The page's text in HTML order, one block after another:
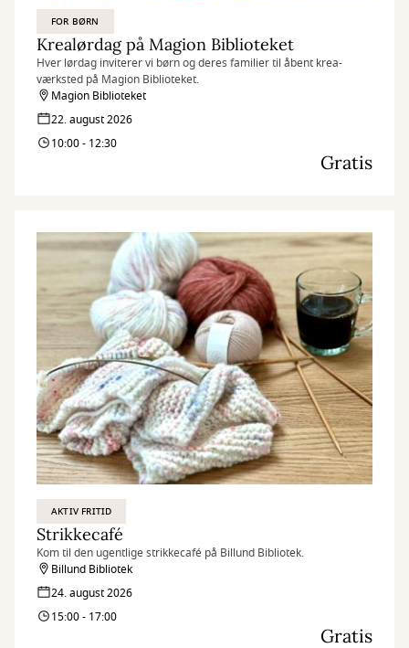
FOR BØRN
Krealørdag på Magion Biblioteket
Hver lørdag inviterer vi børn og deres familier til åbent krea-
værksted på Magion Biblioteket.
Magion Biblioteket
22. august 2026
10:00 - 12:30
Gratis
AKTIV FRITID
Strikkecafé
Kom til den ugentlige strikkecafé på Billund Bibliotek.
Billund Bibliotek
24. august 2026
15:00 - 17:00
Gratis